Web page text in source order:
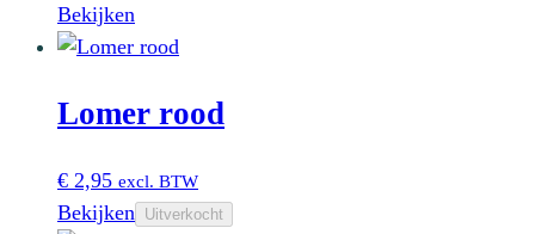
Bekijken
Lomer rood
€ 2,95 excl. BTW
Bekijken Uitverkocht